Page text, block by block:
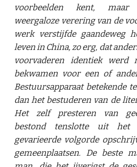
voorbeelden kent, maar
weergaloze verering van de
werk verstijfde gaandeweg
leven in China, zo erg, dat
voorvaderen identiek werd
bekwamen voor een of
Bestuursapparaat betekende
dan het bestuderen van de
Het zelf presteren van
bestond tenslotte uit het
gevarieerde volgorde
gemeenplaatsen. De beste